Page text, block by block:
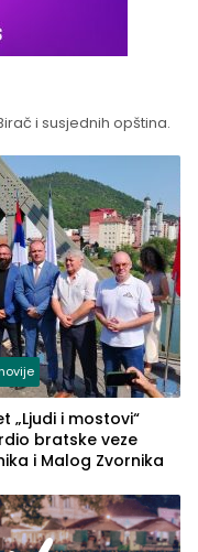
i susjednih opština.
„Ljudi i mostovi“
bratske veze
i Malog Zvornika